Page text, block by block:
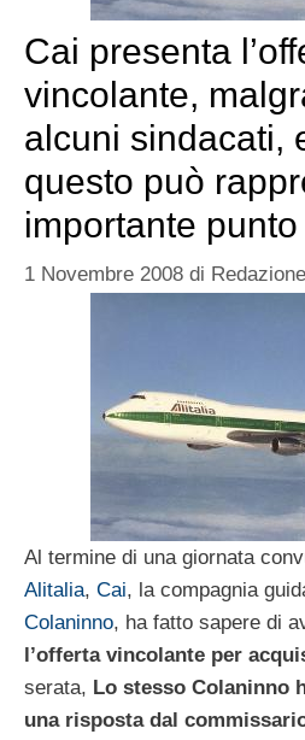
Cai presenta
vincolante,
alcuni sindacati,
questo può
importante
1 Novembre 2008 di Redazione
Al termine di una giornata
Alitalia, Cai, la compagnia
Colaninno, ha fatto sapere di
l’offerta vincolante per
serata, Lo stesso Colaninno
una risposta dal